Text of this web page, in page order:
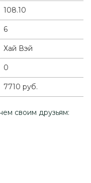
108.10
6
Хай Вэй
0
7710 руб.
своим друзьям: